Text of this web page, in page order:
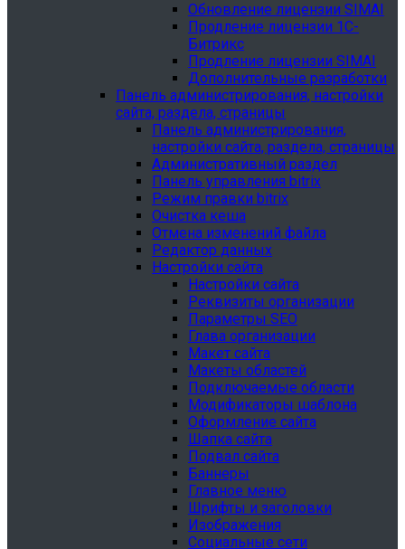
Обновление лицензии SIMAI
Продление лицензии 1С-
Битрикс
Продление лицензии SIMAI
Дополнительные разработки
Панель администрирования, настройки
сайта, раздела, страницы
Панель администрирования,
настройки сайта, раздела, страницы
Административный раздел
Панель управления bitrix
Режим правки bitrix
Очистка кеша
Отмена изменений файла
Редактор данных
Настройки сайта
Настройки сайта
Реквизиты организации
Параметры SEO
Глава организации
Макет сайта
Макеты областей
Подключаемые области
Модификаторы шаблона
Оформление сайта
Шапка сайта
Подвал сайта
Баннеры
Главное меню
Шрифты и заголовки
Изображения
Социальные сети